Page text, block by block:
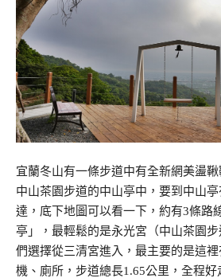
宜蘭冬山有一條步道中有全新網美盪
中山茶園步道的中山亭中，要到中山
達，底下地圖可以看一下，約有3條路
亭」，最輕鬆的是永光宮（中山茶園
們選擇從三清宮進入，最主要的是這
機、廁所，步道總長1.65公里，全程